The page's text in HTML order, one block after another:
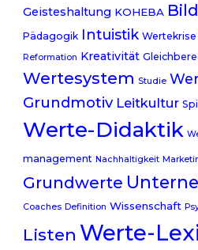
Geisteshaltung KOHEBA
Pädagogik Intuistik Wertekrise
Reformation Kreativität
Wertesystem Studie
Grundmotiv Leitkultur
Werte-Didaktik
management Nachhaltigkeit
Grundwerte
Coaches Definition Wissenschaft
Listen Werte-